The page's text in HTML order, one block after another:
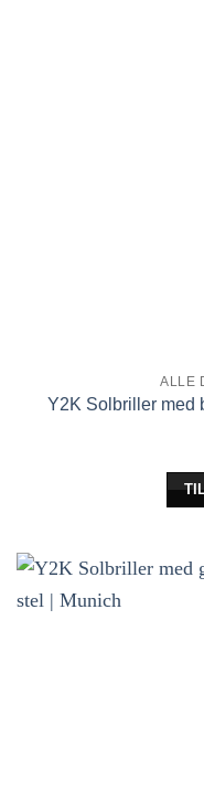
ALLE
Y2K Solbriller med